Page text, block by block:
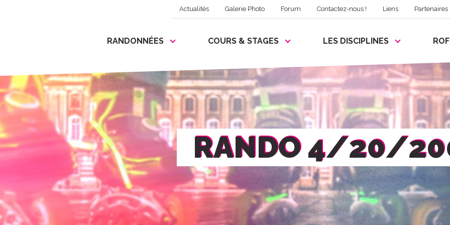
RANDONNÉES COURS & STAGES LES DISCIPLINES
Actualités Galerie Photo Forum Contactez-nous ! Liens Partenaires
RANDO 4/20/